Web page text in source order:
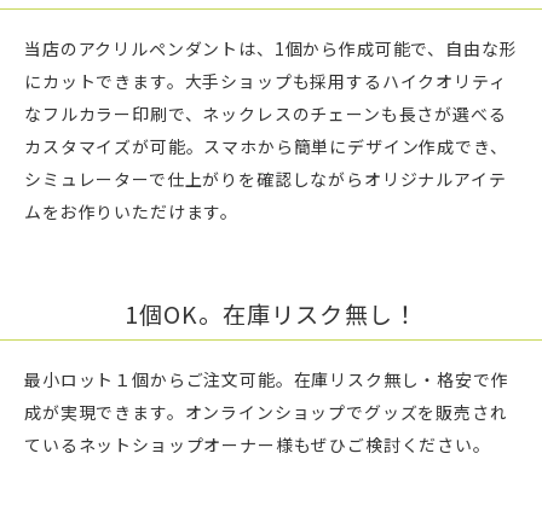
当店のアクリルペンダントは、1個から作成可能で、自由な形
にカットできます。大手ショップも採用するハイクオリティ
なフルカラー印刷で、ネックレスのチェーンも長さが選べる
カスタマイズが可能。スマホから簡単にデザイン作成でき、
シミュレーターで仕上がりを確認しながらオリジナルアイテ
ムをお作りいただけます。
1個OK。在庫リスク無し！
最小ロット１個からご注文可能。在庫リスク無し・格安で作
成が実現できます。オンラインショップでグッズを販売され
ているネットショップオーナー様もぜひご検討ください。